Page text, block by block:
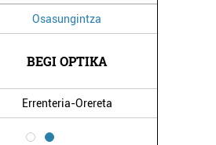
Osasungintza
BEGI OPTIKA
Errenteria-Orereta